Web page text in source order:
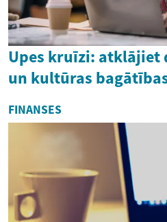
Upes kruīzi: atklājiet
un kultūras
FINANSES